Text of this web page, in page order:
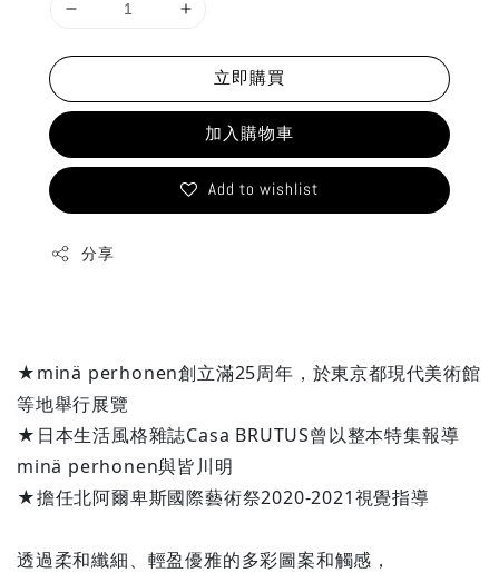
立即購買
加入購物車
Add to wishlist
分享
★minä perhonen創立滿25周年，於東京都現代美術館
等地舉行展覽
★日本生活風格雜誌Casa BRUTUS曾以整本特集報導
minä perhonen與皆川明
★擔任北阿爾卑斯國際藝術祭2020-2021視覺指導
透過柔和纖細、輕盈優雅的多彩圖案和觸感，